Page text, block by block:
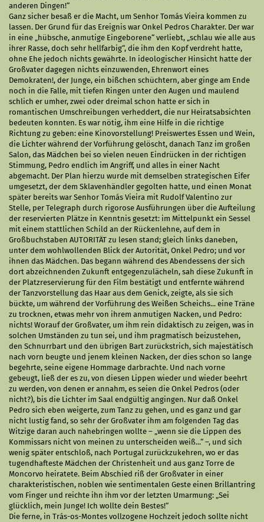
anderen Dingen!“
Ganz sicher besaß er die Macht, um Senhor Tomás Vieira kommen zu
lassen. Der Grund für das Ereignis war Onkel Pedros Charakter. Der war
in eine „hübsche, anmutige Eingeborene“ verliebt, „schlau wie alle aus
ihrer Rasse, doch sehr hellfarbig“, die ihm den Kopf verdreht hatte,
ohne Ehe jedoch nichts gewährte. In ideologischer Hinsicht hatte der
Großvater dagegen nichts einzuwenden, Ehrenwort eines
Demokraten!, der Junge, ein bißchen schüchtern, aber ginge am Ende
noch in die Falle, mit tiefen Ringen unter den Augen und maulend
schlich er umher, zwei oder dreimal schon hatte er sich in
romantischen Umschreibungen verheddert, die nur Heiratsabsichten
bedeuten konnten. Es war nötig, ihm eine Hilfe in die richtige
Richtung zu geben: eine Kinovorstellung! Preiswertes Essen und Wein,
die Lichter während der Vorführung gelöscht, danach Tanz im großen
Salon, das Mädchen bei so vielen neuen Eindrücken in der richtigen
Stimmung, Pedro endlich im Angriff, und alles in einer Nacht
abgemacht. Der Plan hierzu wurde mit demselben strategischen Eifer
umgesetzt, der dem Sklavenhändler gegolten hatte, und einen Monat
später bereits war Senhor Tomás Vieira mit Rudolf Valentino zur
Stelle, per Telegraph durch rigorose Ausführungen über die Aufteilung
der reservierten Plätze in Kenntnis gesetzt: im Mittelpunkt ein Sessel
mit einem stattlichen Schild an der Rückenlehne, auf dem in
Großbuchstaben AUTORITÄT zu lesen stand; gleich links daneben,
unter dem wohlwollenden Blick der Autorität, Onkel Pedro; und vor
ihnen das Mädchen. Das begann während des Abendessens der sich
dort abzeichnenden Zukunft entgegenzulächeln, sah diese Zukunft in
der Platzreservierung für den Film bestätigt und entfernte während
der Tanzvorstellung das Haar aus dem Genick, zeigte, als sie sich
bückte, um während der Vorführung des Weißen Scheichs... eine Träne
zu trocknen, etwas mehr von ihrem anmutigen Nacken, und Pedro:
nichts! Worauf der Großvater, um ihm rein didaktisch zu zeigen, was in
solchen Umständen zu tun sei, und ihm pragmatisch beizustehen,
den Schnurrbart und den übrigen Bart zurückstrich, sich majestätisch
nach vorn beugte und jenem kleinen Nacken, der dies schon so lange
begehrte, seine eigene Hommage darbrachte. Und nach vorne
gebeugt, ließ der es zu, von diesen Lippen wieder und wieder beehrt
zu werden, von denen er annahm, es seien die Onkel Pedros (oder
nicht?), bis die Lichter im Saal endgültig angingen. Nur daß Onkel
Pedro sich eben weigerte, zum Tanz zu gehen, und es ganz und gar
nicht lustig fand, so sehr der Großvater ihm am folgenden Tag das
Witzige daran auch nahebringen wollte – „wenn sie die Lippen des
Kommissars nicht von meinen zu unterscheiden weiß...“ –, und sich
wenig später entschloß, nach Portugal zurückzukehren, wo er das
tugendhafteste Mädchen der Christenheit und aus ganz Torre de
Moncorvo heiratete. Beim Abschied riß der Großvater in einer
charakteristischen, noblen wie sentimentalen Geste einen Brillantring
vom Finger und reichte ihn ihm vor der letzten Umarmung: „Sei
glücklich, mein Junge! Ich wollte dein Bestes!“
Die ferne, in Trás-os-Montes vollzogene Hochzeit jedoch sollte nicht